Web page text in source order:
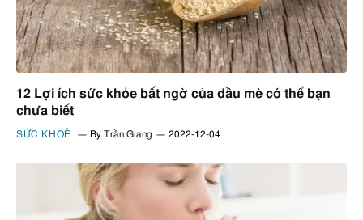
12 Lợi ích sức khỏe bất ngờ của dầu mè có thể bạn
chưa biết
SỨC KHOẺ By Trần Giang 2022-12-04